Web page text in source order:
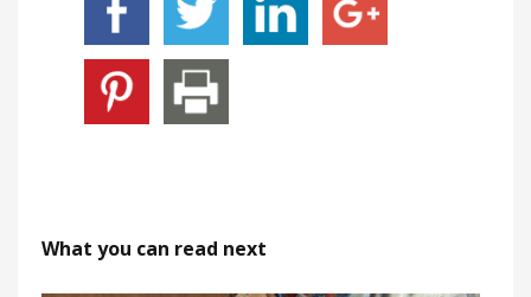
What you can read next